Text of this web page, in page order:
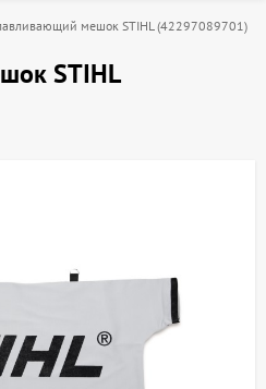
мешок STIHL (42297089701)
STIHL